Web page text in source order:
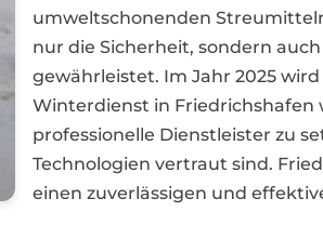
umweltschonenden
nur die Sicherheit, sondern
gewährleistet. Im Jahr 2025
Winterdienst in Friedrichshafen
professionelle Dienstleister zu
Technologien vertraut sind.
einen zuverlässigen und